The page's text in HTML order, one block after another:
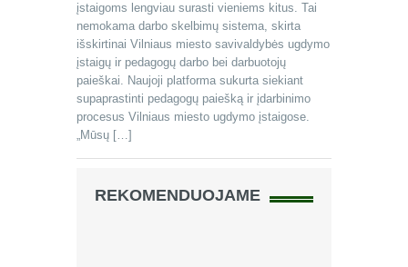
įstaigoms lengviau surasti vieniems kitus. Tai
nemokama darbo skelbimų sistema, skirta
išskirtinai Vilniaus miesto savivaldybės ugdymo
įstaigų ir pedagogų darbo bei darbuotojų
paieškai. Naujoji platforma sukurta siekiant
supaprastinti pedagogų paiešką ir įdarbinimo
procesus Vilniaus miesto ugdymo įstaigose.
„Mūsų […]
REKOMENDUOJAME